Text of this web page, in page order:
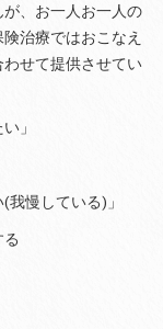
、お一人お一人の
治療ではおこなえ
せて提供させてい
」
我慢している)」